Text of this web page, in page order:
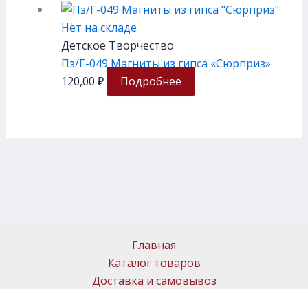
Нет на складе
Детское Творчество
Пз/Г-049 Магниты из гипса «Сюрприз»
120,00 ₽ Подробнее
Главная
Каталог товаров
Доставка и самовывоз